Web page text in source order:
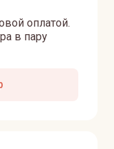
оплатой.
в пару